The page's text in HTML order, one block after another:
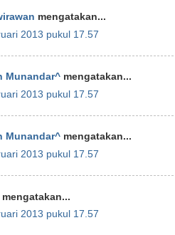
mengatakan...
2013 pukul 17.57
Munandar^ mengatakan...
2013 pukul 17.57
Munandar^ mengatakan...
2013 pukul 17.57
mengatakan...
2013 pukul 17.57